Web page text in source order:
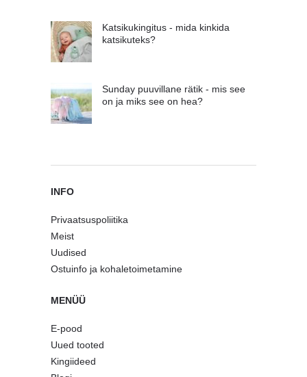
Katsikukingitus - mida kinkida
katsikuteks?
Sunday puuvillane rätik - mis see
on ja miks see on hea?
INFO
Privaatsuspoliitika
Meist
Uudised
Ostuinfo ja kohaletoimetamine
MENÜÜ
E-pood
Uued tooted
Kingiideed